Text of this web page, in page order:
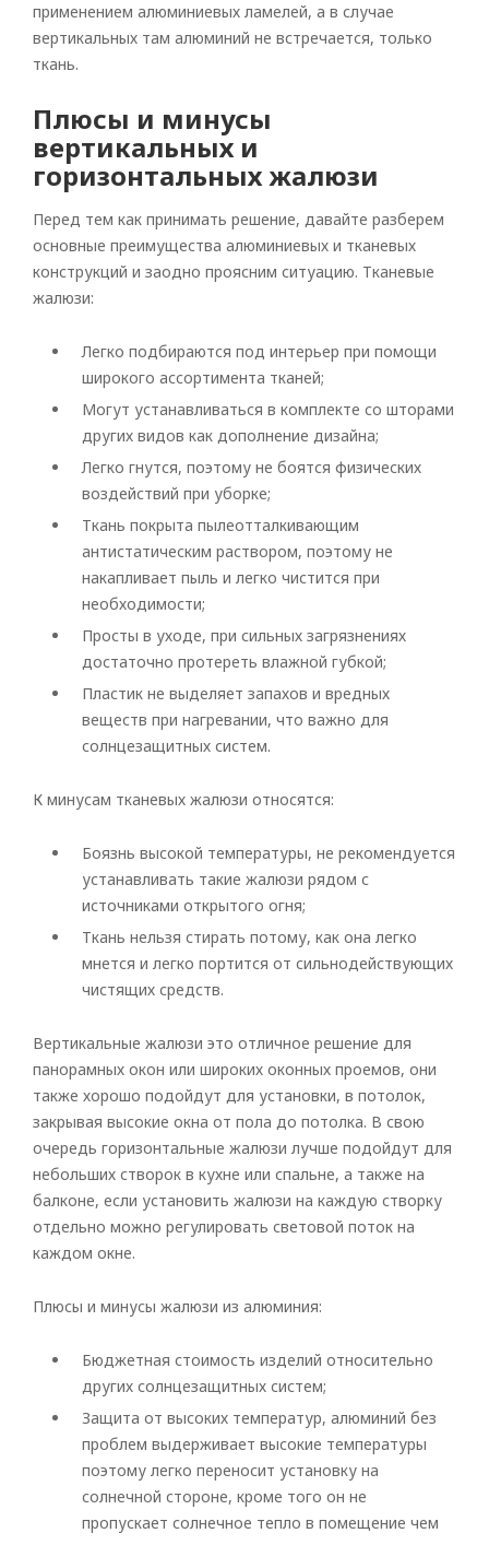
Рулонные
Горизонтальные
Вертикальные
Римские
применением алюминиевых ламелей, а в случае
вертикальных там алюминий не встречается, только
ткань.
Плюсы и минусы
вертикальных и
горизонтальных жалюзи
Перед тем как принимать решение, давайте разберем
основные преимущества алюминиевых и тканевых
конструкций и заодно проясним ситуацию. Тканевые
жалюзи:
Легко подбираются под интерьер при помощи
широкого ассортимента тканей;
Могут устанавливаться в комплекте со шторами
других видов как дополнение дизайна;
Легко гнутся, поэтому не боятся физических
воздействий при уборке;
Ткань покрыта пылеотталкивающим
антистатическим раствором, поэтому не
накапливает пыль и легко чистится при
необходимости;
Просты в уходе, при сильных загрязнениях
достаточно протереть влажной губкой;
Пластик не выделяет запахов и вредных
веществ при нагревании, что важно для
солнцезащитных систем.
К минусам тканевых жалюзи относятся:
Боязнь высокой температуры, не рекомендуется
устанавливать такие жалюзи рядом с
источниками открытого огня;
Ткань нельзя стирать потому, как она легко
мнется и легко портится от сильнодействующих
чистящих средств.
Вертикальные жалюзи это отличное решение для
панорамных окон или широких оконных проемов, они
также хорошо подойдут для установки, в потолок,
закрывая высокие окна от пола до потолка. В свою
очередь горизонтальные жалюзи лучше подойдут для
небольших створок в кухне или спальне, а также на
балконе, если установить жалюзи на каждую створку
отдельно можно регулировать световой поток на
каждом окне.
Плюсы и минусы жалюзи из алюминия:
Бюджетная стоимость изделий относительно
других солнцезащитных систем;
Защита от высоких температур, алюминий без
проблем выдерживает высокие температуры
поэтому легко переносит установку на
солнечной стороне, кроме того он не
пропускает солнечное тепло в помещение чем